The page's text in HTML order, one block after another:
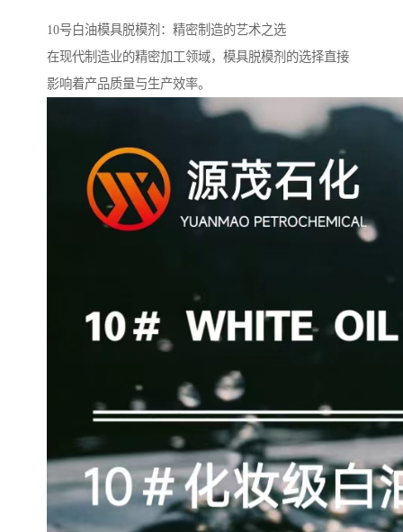
10号白油模具脱模剂：精密制造的艺术之选
在现代制造业的精密加工领域，模具脱模剂的选择直接
影响着产品质量与生产效率。